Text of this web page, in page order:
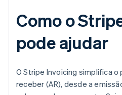
Como o
pode ajudar
O Stripe Invoicing simplifica
receber (AR), desde a